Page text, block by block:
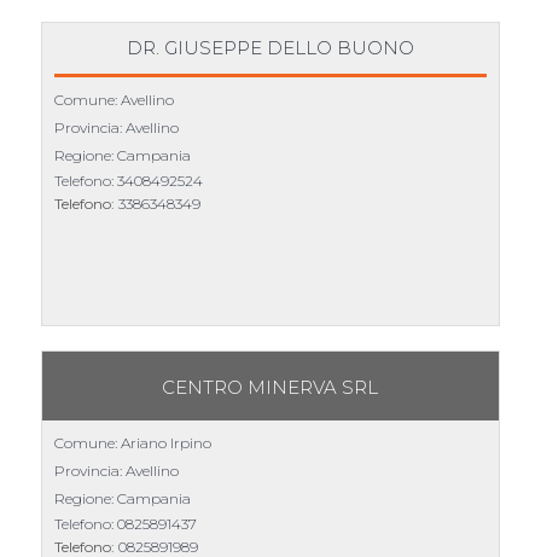
DR. GIUSEPPE DELLO BUONO
Comune: Avellino
Provincia: Avellino
Regione: Campania
Telefono: 3408492524
Telefono: 3386348349
CENTRO MINERVA SRL
Comune: Ariano Irpino
Provincia: Avellino
Regione: Campania
Telefono: 0825891437
Telefono: 0825891989